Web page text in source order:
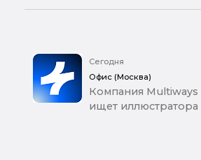
Сегодня
Офис (Москва)
Компания Multiways
ищет иллюстратора